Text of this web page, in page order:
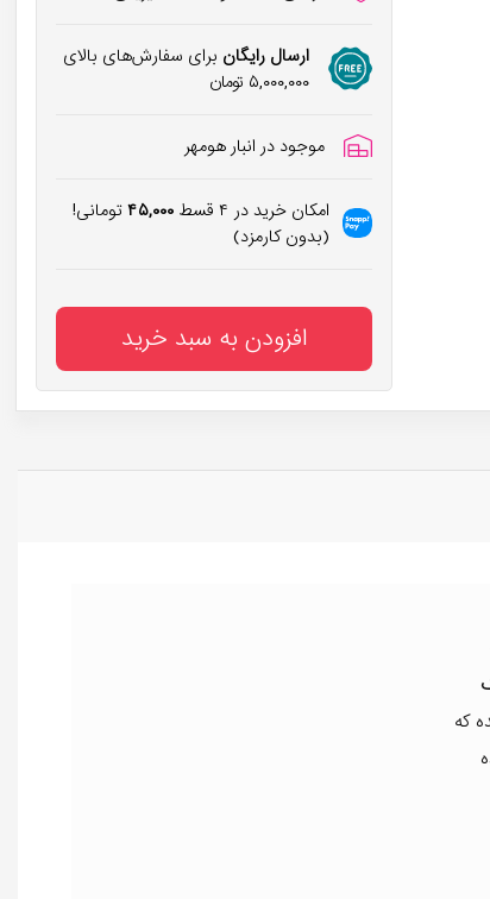
ارسال رایگان برای سفارش‌های بالای
۵,۰۰۰,۰۰۰ تومان
موجود در انبار هومهر
امکان خرید در ۴ قسط ۴۵,۰۰۰تومانی!
(بدون کارمزد)
افزودن به سبد خرید
که